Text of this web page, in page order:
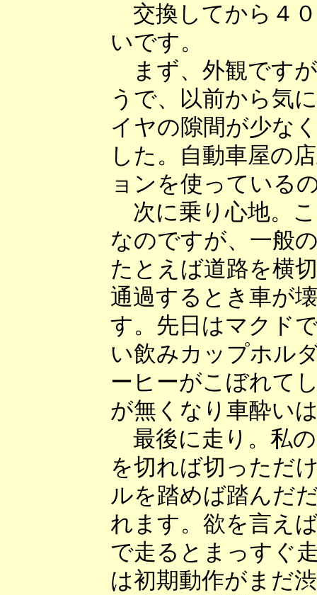
交換してから４
いです。
まず、外観です
うで、以前から気
イヤの隙間が少な
した。自動車屋の
ョンを使っている
次に乗り心地。
なのですが、一般
たとえば道路を横
通過するとき車が
す。先日はマクド
い飲みカップホル
ーヒーがこぼれて
が無くなり車酔い
最後に走り。私
を切れば切っただ
ルを踏めば踏んだ
れます。欲を言え
で走るとまっすぐ
は初期動作がまだ